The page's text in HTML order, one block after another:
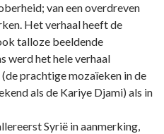
van een overdreven
Het verhaal heeft de
talloze beeldende
werd het hele verhaal
prachtige mozaïeken in de
als de Kariye Djami) als in
Syrië in aanmerking,